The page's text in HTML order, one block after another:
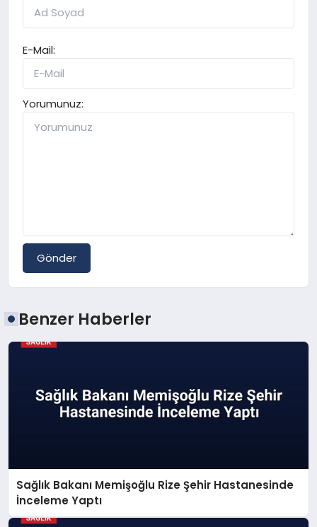
E-Mail:
Yorumunuz:
Gönder
Benzer Haberler
Sağlık Bakanı Memişoğlu Rize Şehir Hastanesinde
İnceleme Yaptı